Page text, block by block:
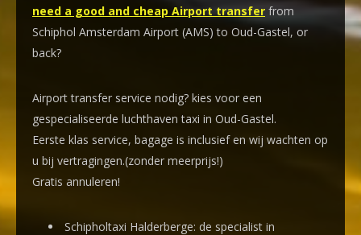
need a good and cheap Airport transfer from
Schiphol Amsterdam Airport (AMS) to Oud-Gastel, or
back?
Airport transfer service nodig? kies voor een
gespecialiseerde luchthaven taxi in Oud-Gastel.
Eerste klas service, bagage is inclusief en wij wachten op
u bij vertragingen.(zonder meerprijs!)
Gratis annuleren!
Schipholtaxi Halderberge: de specialist in